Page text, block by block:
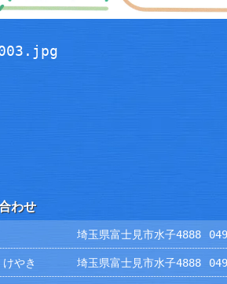
わせ
埼玉県富士見市水子4888
やき 埼玉県富士見市水子4888